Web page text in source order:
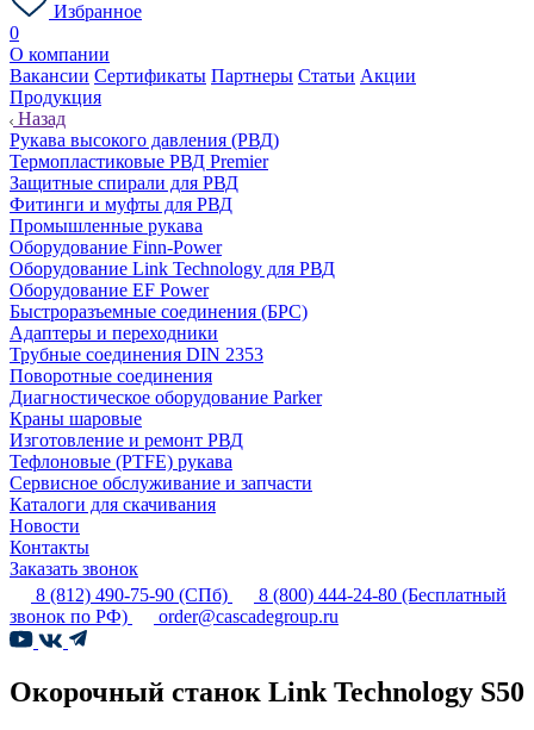
Избранное
0
О компании
Вакансии Сертификаты Партнеры Статьи Акции
Продукция
Назад
Рукава высокого давления (РВД)
Термопластиковые РВД Premier
Защитные спирали для РВД
Фитинги и муфты для РВД
Промышленные рукава
Оборудование Finn-Power
Оборудование Link Technology для РВД
Оборудование EF Power
Быстроразъемные соединения (БРС)
Адаптеры и переходники
Трубные соединения DIN 2353
Поворотные соединения
Диагностическое оборудование Parker
Краны шаровые
Изготовление и ремонт РВД
Тефлоновые (PTFE) рукава
Сервисное обслуживание и запчасти
Каталоги для скачивания
Новости
Контакты
Заказать звонок
8 (812) 490-75-90 (СПб) 8 (800) 444-24-80 (Бесплатный
звонок по РФ)
order@cascadegroup.ru
Окорочный станок Link Technology S50